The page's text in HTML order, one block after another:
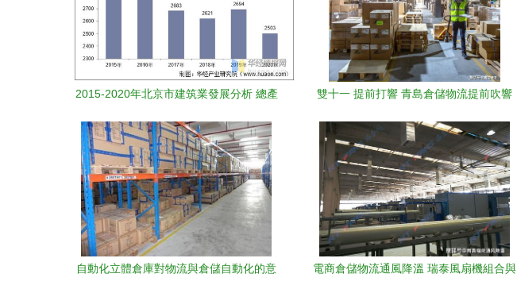
2015-2020年北京市建筑業發展分析 總產
物流倉儲自動化設備影響
雙十一 提前打響 青島倉儲物流提前吹響
自動化立體倉庫對物流與倉儲自動化的意
電商倉儲物流通風降溫 瑞泰風扇機組合與